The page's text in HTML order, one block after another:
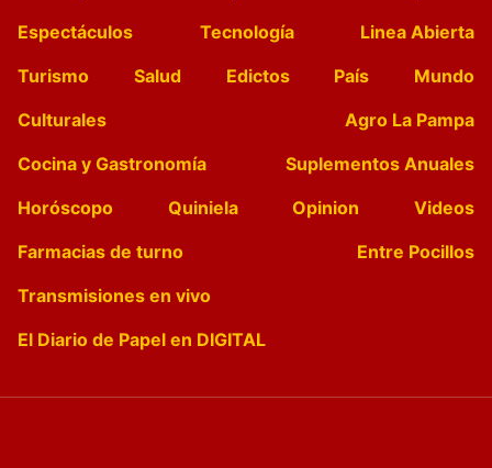
Espectáculos
Tecnología
Linea Abierta
Turismo
Salud Edictos País
Mundo
Culturales
Agro La Pampa
Cocina y Gastronomía
Suplementos Anuales
Horóscopo
Quiniela Opinion
Videos
Farmacias de turno
Entre Pocillos
Transmisiones en vivo
El Diario de Papel en DIGITAL